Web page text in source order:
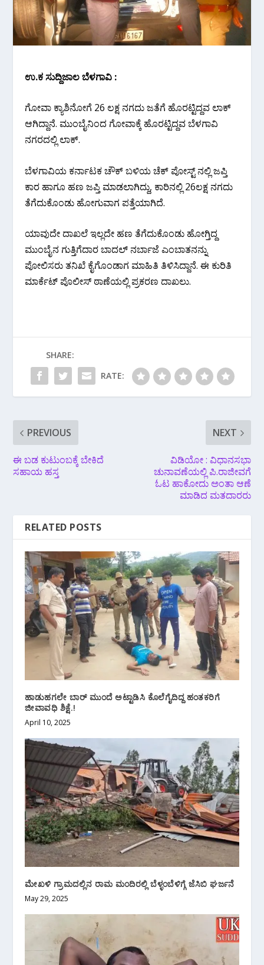
ಉ.ಕ ಸುದ್ದಿಜಾಲ ಬೆಳಗಾವಿ :
ಗೋವಾ ಕ್ಯಾಶಿನೋಗೆ 26 ಲಕ್ಷ ನಗದು ಜತೆಗೆ ಹೊರಟ್ಟಿದ್ದವ ಲಾಕ್
ಆಗಿದ್ದಾನೆ. ಮುಂಬೈನಿಂದ ಗೋವಾಕ್ಕೆ ಹೊರಟ್ಟಿದ್ದವ ಬೆಳಗಾವಿ
ನಗರದಲ್ಲಿ ಲಾಕ್.
ಬೆಳಗಾವಿಯ ಕರ್ನಾಟಕ ಚೌಕ್ ಬಳಿಯ ಚೆಕ್ ಪೋಸ್ಟ್ ನಲ್ಲಿ ಜಪ್ತಿ
ಕಾರ ಹಾಗೂ ಹಣ ಜಪ್ತಿ ಮಾಡಲಾಗಿದ್ದು, ಕಾರಿನಲ್ಲಿ 26ಲಕ್ಷ ನಗದು
ತೆಗೆದುಕೊಂಡು ಹೋಗುವಾಗ ಪತ್ತೆಯಾಗಿದೆ.
ಯಾವುದೇ ದಾಖಲೆ ಇಲ್ಲದೇ ಹಣ ತೆಗೆದುಕೊಂಡು ಹೋಗ್ತಿದ್ದ
ಮುಂಬೈನ ಗುತ್ತಿಗೆದಾರ ಬಾದಲ್ ನರ್ಬಾಜೆ ಎಂಬಾತನನ್ನು
ಪೋಲಿಸರು ತನಿಖೆ ಕೈಗೊಂಡಾಗ ಮಾಹಿತಿ ತಿಳಿಸಿದ್ದಾನೆ. ಈ ಕುರಿತಿ
ಮಾರ್ಕೆಟ್ ಪೊಲೀಸ್ ಠಾಣೆಯಲ್ಲಿ ಪ್ರಕರಣ ದಾಖಲು.
SHARE:
RATE:
PREVIOUS
ಈ ಬಡ ಕುಟುಂಬಕ್ಕೆ ಬೇಕಿದೆ
ಸಹಾಯ ಹಸ್ತ
NEXT
ವಿಡಿಯೋ : ವಿಧಾನಸಭಾ
ಚುನಾವಣೆಯಲ್ಲಿ ಪಿ.ರಾಜೀವಗೆ
ಓಟ ಹಾಕೋದು ಅಂತಾ ಆಣೆ
ಮಾಡಿದ ಮತದಾರರು
RELATED POSTS
ಹಾಡುಹಗಲೇ ಬಾರ್ ಮುಂದೆ ಅಟ್ಟಾಡಿಸಿ ಕೊಲೆಗೈದಿದ್ದ ಹಂತಕರಿಗೆ
ಜೀವಾವಧಿ ಶಿಕ್ಷೆ.!
April 10, 2025
ಮೇಖಳಿ ಗ್ರಾಮದಲ್ಲಿನ ರಾಮ ಮಂದಿರಲ್ಲಿ ಬೆಳ್ಳಂಬೆಳಿಗ್ಗೆ ಜೆಸಿಬಿ ಘರ್ಜನೆ
May 29, 2025